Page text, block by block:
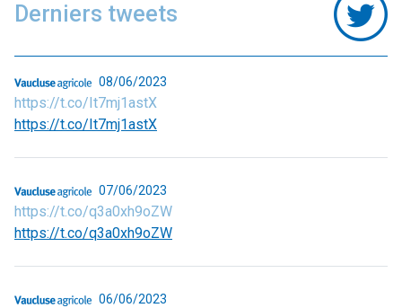
Derniers tweets
08/06/2023
https://t.co/It7mj1astX
https://t.co/It7mj1astX
07/06/2023
https://t.co/q3a0xh9oZW
https://t.co/q3a0xh9oZW
06/06/2023